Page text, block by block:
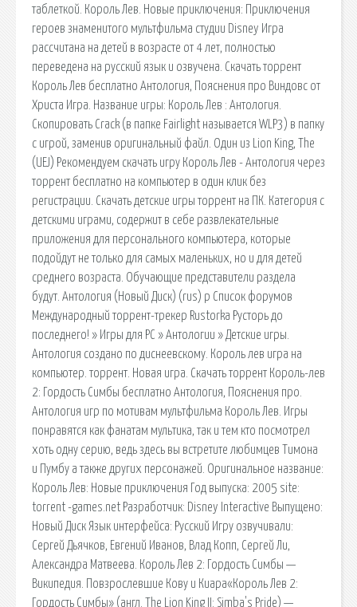
таблеткой. Король Лев. Новые приключения: Приключения
героев знаменитого мультфильма студии Disney Игра
рассчитана на детей в возрасте от 4 лет, полностью
переведена на русский язык и озвучена. Скачать торрент
Король Лев бесплатно Антология, Пояснения про Виндовс от
Христа Игра. Название игры: Король Лев : Антология.
Скопировать Crack (в папке Fairlight называется WLP3) в папку
с игрой, заменив оригинальный файл. Один из Lion King, The
(UEJ) Рекомендуем скачать игру Король Лев - Антология через
торрент бесплатно на компьютер в один клик без
регистрации. Скачать детские игры торрент на ПК. Категория с
детскими играми, содержит в себе развлекательные
приложения для персонального компьютера, которые
подойдут не только для самых маленьких, но и для детей
среднего возраста. Обучающие представители раздела
будут. Антология (Новый Диск) (rus) p Список форумов
Международный торрент-трекер Rustorka Русторь до
последнего! » Игры для PC » Антологии » Детские игры.
Антология создано по диснеевскому. Король лев игра на
компьютер. торрент. Новая игра. Скачать торрент Король-лев
2: Гордость Симбы бесплатно Антология, Пояснения про.
Антология игр по мотивам мультфильма Король Лев. Игры
понравятся как фанатам мультика, так и тем кто посмотрел
хоть одну серию, ведь здесь вы встретите любимцев Тимона
и Пумбу а также других персонажей. Оригинальное название:
Король Лев: Новые приключения Год выпуска: 2005 site:
torrent -games.net Разработчик: Disney Interactive Выпущено:
Новый Диск Язык интерфейса: Русский Игру озвучивали:
Сергей Дьячков, Евгений Иванов, Влад Копп, Сергей Ли,
Александра Матвеева. Король Лев 2: Гордость Симбы —
Википедия. Повзрослевшие Кову и Киара«Король Лев 2:
Гордость Симбы» (англ. The Lion King II: Simba's Pride) —